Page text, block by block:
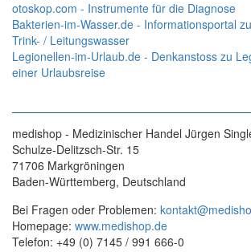
otoskop.com - Instrumente für die Diagnose
Bakterien-im-Wasser.de - Informationsportal
Trink- / Leitungswasser
Legionellen-im-Urlaub.de - Denkanstoss zu
einer Urlaubsreise
medishop - Medizinischer Handel Jürgen
Schulze-Delitzsch-Str. 15
71706 Markgröningen
Baden-Württemberg, Deutschland
Bei Fragen oder Problemen:
Homepage: www.medishop.de
Telefon: +49 (0) 7145 / 991 666-0